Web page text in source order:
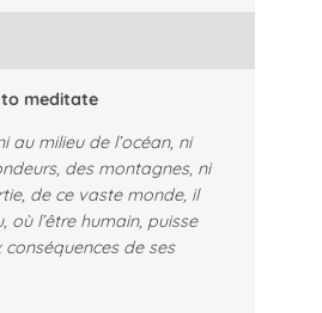
meditate
au milieu de l’océan, ni
des montagnes, ni
de ce vaste monde, il
où l’être humain, puisse
de ses